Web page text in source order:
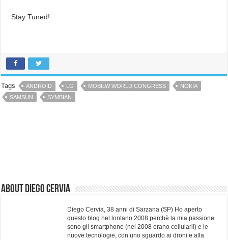
Stay Tuned!
Tags ANDROID LG MOBILW WORLD CONGRESS
NOKIA
SAMSUN
SYMBIAN
About Diego Cervia
Diego Cervia, 38 anni di Sarzana (SP) Ho aperto
questo blog nel lontano 2008 perchè la mia passione
sono gli smartphone (nel 2008 erano cellulari!) e le
nuove tecnologie, con uno sguardo ai droni e alla